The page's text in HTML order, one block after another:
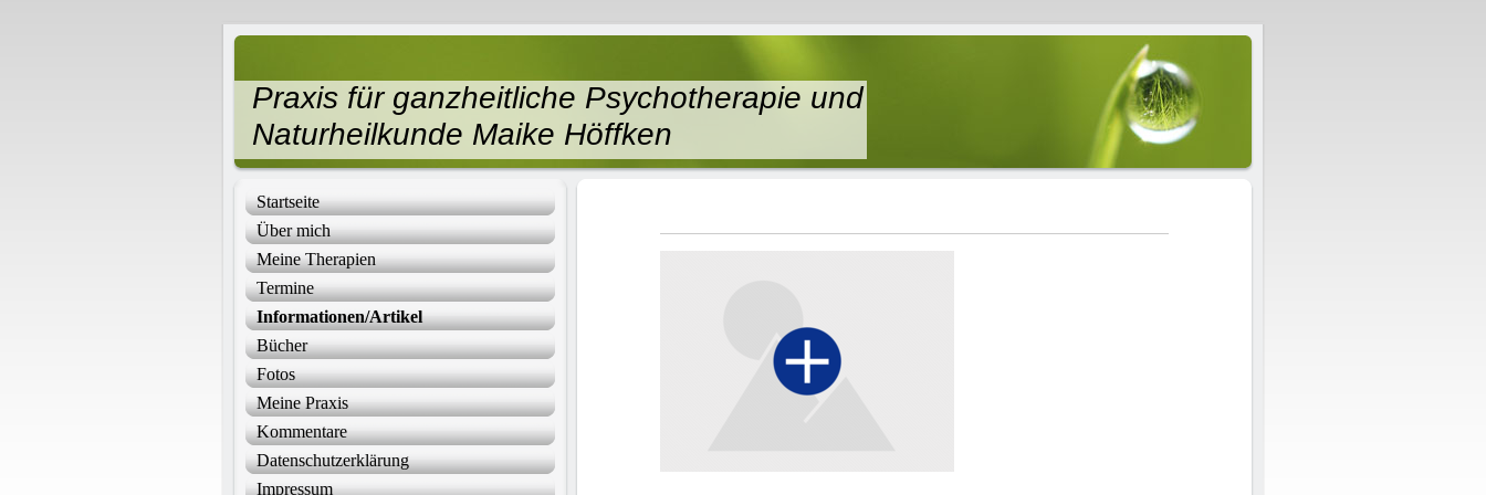
Praxis für ganzheitliche Psychotherapie und
Naturheilkunde Maike Höffken
Startseite
Über mich
Meine Therapien
Termine
Informationen/Artikel
Bücher
Fotos
Meine Praxis
Kommentare
Datenschutzerklärung
Impressum